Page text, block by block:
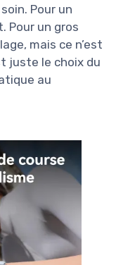
Pour un
Pour un gros
mais ce n’est
juste le choix du
au